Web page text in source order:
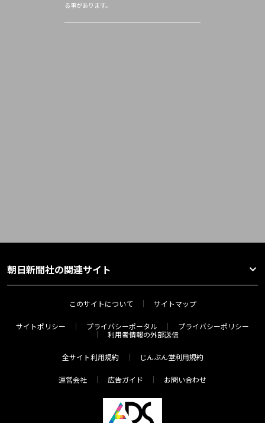
る事があります。
朝日新聞社の関連サイト
このサイトについて サイトマップ
サイトポリシー プライバシーポータル
プライバシーポリシー
利用者情報の外部送信
全サイト利用規約 じんぶん堂利用規約
運営会社 広告ガイド お問い合わせ